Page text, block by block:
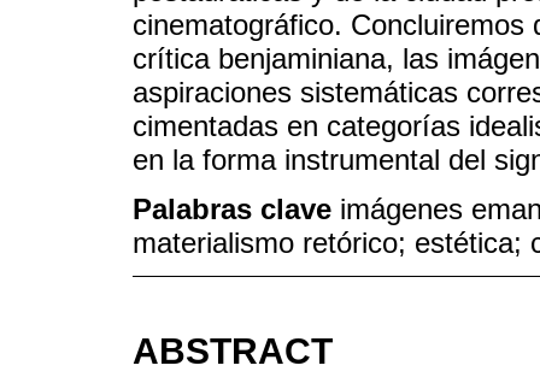
cinematográfico.
crítica benjaminiana, las
aspiraciones sistemáticas
cimentadas en categorías
en la forma instrumental del
Palabras clave imágenes
materialismo retórico; estética;
ABSTRACT